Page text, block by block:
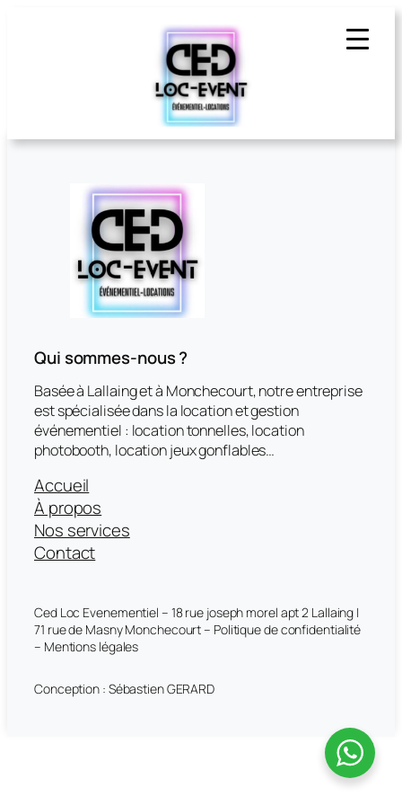
Qui sommes-nous ?
Basée à Lallaing et à Monchecourt, notre entreprise
est spécialisée dans la location et gestion
événementiel : location tonnelles, location
photobooth, location jeux gonflables…
Accueil
À propos
Nos services
Contact
Ced Loc Evenementiel – 18 rue joseph morel apt 2 Lallaing |
71 rue de Masny Monchecourt – Politique de confidentialité
– Mentions légales
Conception : Sébastien GERARD